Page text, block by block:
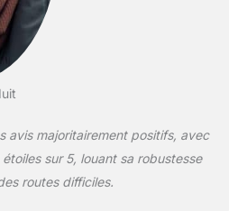
résistance, une
résistance à la
avantage en matière
de performance
antidérapante, et elle
avis majoritairement positifs, avec
sur 5, louant sa robustesse
routes difficiles.